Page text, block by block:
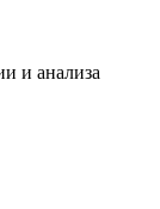
и анализа